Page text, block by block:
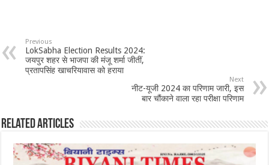
Previous
LokSabha Election Results 2024:
जयपुर शहर से भाजपा की मंजू शर्मा जीतीं,
प्रतापसिंह खाचरियावास को हराया
Next
नीट-यूजी 2024 का परिणाम जारी, इस
बार चौंकाने वाला रहा परीक्षा परिणाम
Related Articles